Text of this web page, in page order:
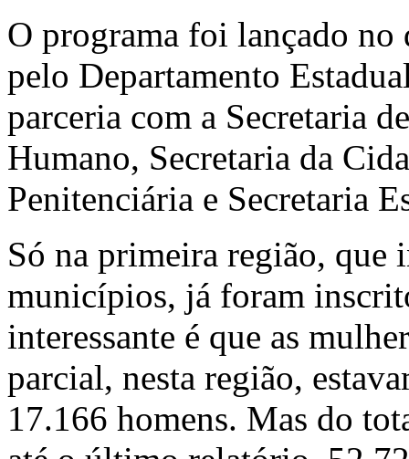
O programa foi lançado no
pelo Departamento
parceria com a Secretaria
Humano, Secretaria da
Penitenciária e Secretaria
Só na primeira região, que
municípios, já foram
interessante é que as
parcial, nesta região,
17.166 homens. Mas do